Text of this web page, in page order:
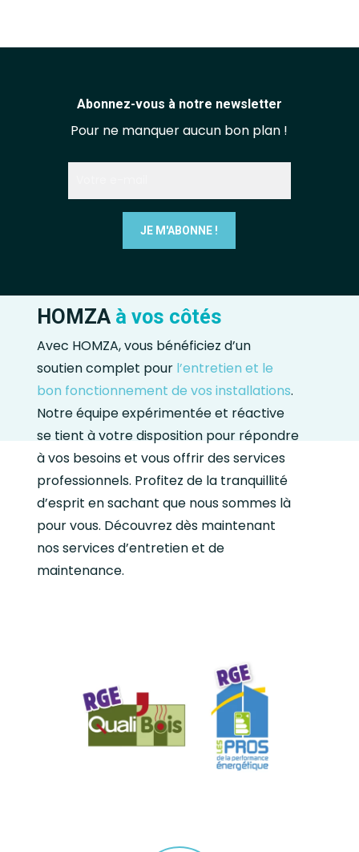
Abonnez-vous à notre newsletter
Pour ne manquer aucun bon plan !
HOMZA à vos côtés
Avec HOMZA, vous bénéficiez d’un
soutien complet pour l’entretien et le
bon fonctionnement de vos installations.
Notre équipe expérimentée et réactive
se tient à votre disposition pour répondre
à vos besoins et vous offrir des services
professionnels. Profitez de la tranquillité
d’esprit en sachant que nous sommes là
pour vous. Découvrez dès maintenant
nos services d’entretien et de
maintenance.